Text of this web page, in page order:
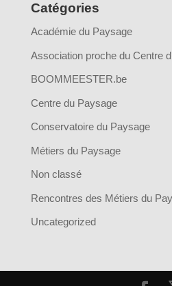
Catégories
Académie du Paysage
Association proche du Centre
BOOMMEESTER.be
Centre du Paysage
Conservatoire du Paysage
Métiers du Paysage
Non classé
Rencontres des Métiers du
Uncategorized